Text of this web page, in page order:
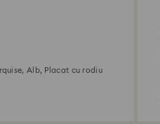
Alb, Placat cu rodiu